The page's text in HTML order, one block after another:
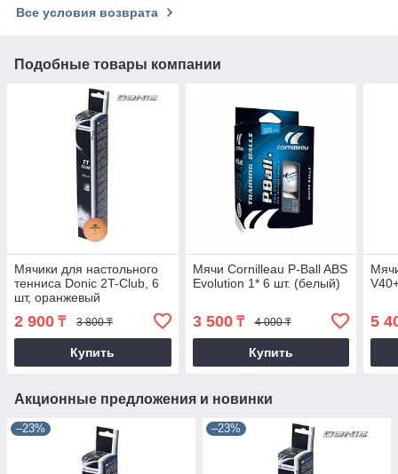
Все условия возврата
Подобные товары компании
Мячики для настольного
тенниса Donic 2T-Club, 6
шт, оранжевый
2 900 ₸ 3 800 ₸
Купить
Мячи Cornilleau P-Ball ABS
Evolution 1* 6 шт. (белый)
3 500₸ 4 000 ₸
Купить
5
Акционные предложения и новинки
–23% –23%